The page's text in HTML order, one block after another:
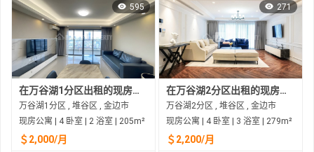
595
在万谷湖1分区出租的现房公寓
万谷湖1分区 , 堆谷区 , 金边市
现房公寓 | 4 卧室 | 2 浴室 | 205m²
＄2,000/月
271
在万谷湖2分区出租的现房公寓
万谷湖2分区 , 堆谷区 , 金边市
现房公寓 | 4 卧室 | 3 浴室 | 279m²
＄2,200/月